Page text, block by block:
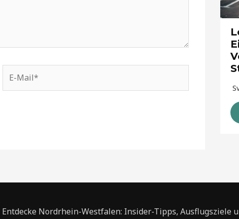
Mail*
Nordrhein-Westfalen: Insider-Tipps, Ausflugsziele